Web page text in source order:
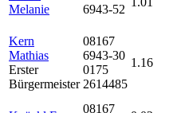
Melanie
6943-52
Kern
Mathias
Erster
Bürgermeister
08167
6943-30
0175
2614485
1.16
08167